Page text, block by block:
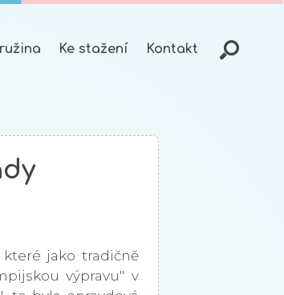
Ke stažení Kontakt
které jako tradičně
výpravu" v